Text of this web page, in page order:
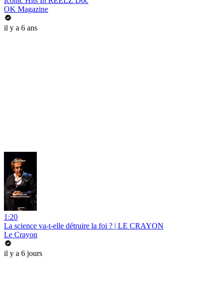
OK Magazine
il y a 6 ans
1:20
La science va-t-elle détruire la foi ? | LE CRAYON
Le Crayon
il y a 6 jours